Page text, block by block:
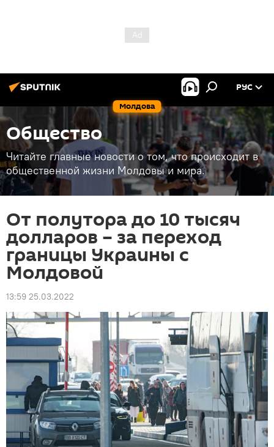
Молдова
РУС
Общество
Читайте главные новости о том, что происходит в
общественной жизни Молдовы и мира.
От полутора до 10 тысяч
долларов – за переход
границы Украины с
Молдовой
13:59 25.03.2022